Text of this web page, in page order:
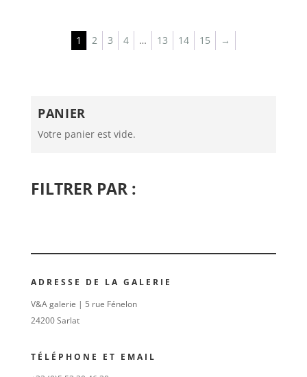
1 2 3 4 … 13 14 15 →
PANIER
Votre panier est vide.
FILTRER PAR :
ADRESSE DE LA GALERIE
V&A galerie | 5 rue Fénelon
24200 Sarlat
TÉLÉPHONE ET EMAIL